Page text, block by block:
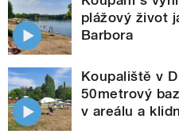
plážový život
Barbora
Koupaliště v
50metrový
v areálu a